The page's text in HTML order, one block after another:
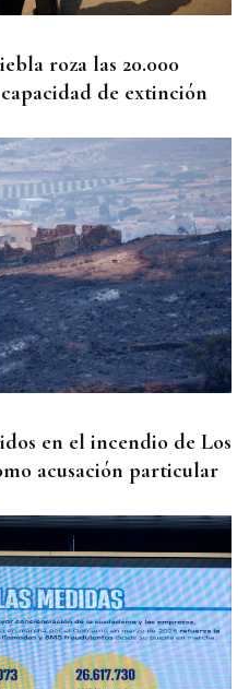
roza las 20.000
de extinción
en el incendio de Los
acusación particular